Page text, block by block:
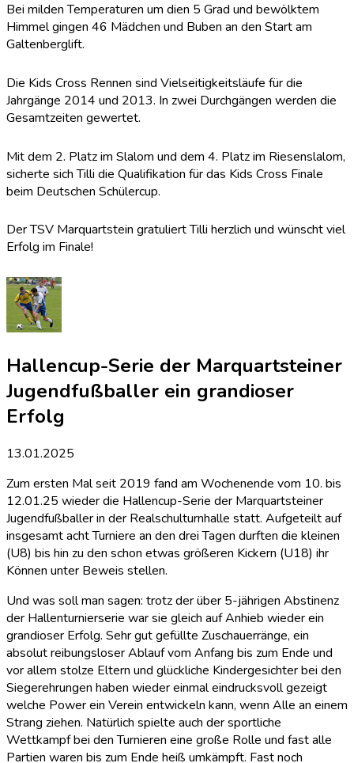
Bei milden Temperaturen um dien 5 Grad und bewölktem
Himmel gingen 46 Mädchen und Buben an den Start am
Galtenberglift.
Die Kids Cross Rennen sind Vielseitigkeitsläufe für die
Jahrgänge 2014 und 2013. In zwei Durchgängen werden die
Gesamtzeiten gewertet.
Mit dem 2. Platz im Slalom und dem 4. Platz im Riesenslalom,
sicherte sich Tilli die Qualifikation für das Kids Cross Finale
beim Deutschen Schülercup.
Der TSV Marquartstein gratuliert Tilli herzlich und wünscht viel
Erfolg im Finale!
Hallencup-Serie der Marquartsteiner
Jugendfußballer ein grandioser
Erfolg
13.01.2025
Zum ersten Mal seit 2019 fand am Wochenende vom 10. bis
12.01.25 wieder die Hallencup-Serie der Marquartsteiner
Jugendfußballer in der Realschulturnhalle statt. Aufgeteilt auf
insgesamt acht Turniere an den drei Tagen durften die kleinen
(U8) bis hin zu den schon etwas größeren Kickern (U18) ihr
Können unter Beweis stellen.
Und was soll man sagen: trotz der über 5-jährigen Abstinenz
der Hallenturnierserie war sie gleich auf Anhieb wieder ein
grandioser Erfolg. Sehr gut gefüllte Zuschauerränge, ein
absolut reibungsloser Ablauf vom Anfang bis zum Ende und
vor allem stolze Eltern und glückliche Kindergesichter bei den
Siegerehrungen haben wieder einmal eindrucksvoll gezeigt
welche Power ein Verein entwickeln kann, wenn Alle an einem
Strang ziehen. Natürlich spielte auch der sportliche
Wettkampf bei den Turnieren eine große Rolle und fast alle
Partien waren bis zum Ende heiß umkämpft. Fast noch